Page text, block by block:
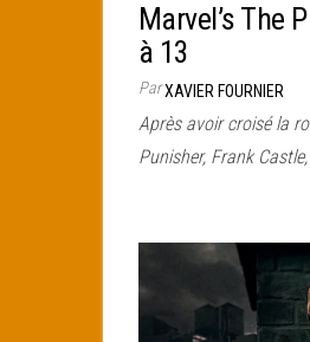
Marvel’s The
à 13
ParXAVIER FOURNIER
Après avoir croisé la
Punisher, Frank